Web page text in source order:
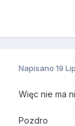
Napisano 19
Więc nie ma
Pozdro